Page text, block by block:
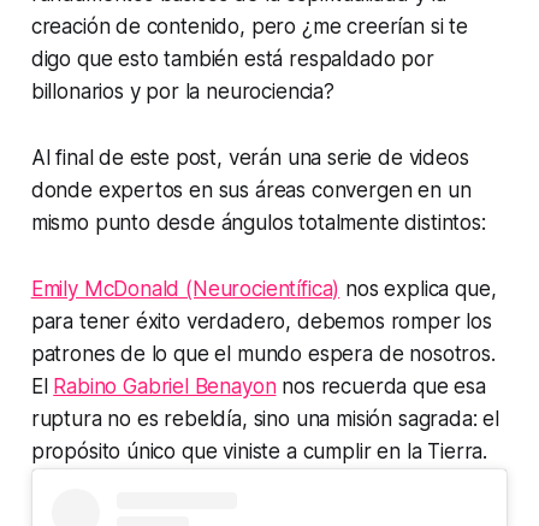
creación de contenido, pero ¿me creerían si te
digo que esto también está respaldado por
billonarios y por la neurociencia?
Al final de este post, verán una serie de videos
donde expertos en sus áreas convergen en un
mismo punto desde ángulos totalmente distintos:
Emily McDonald (Neurocientífica) nos explica que,
para tener éxito verdadero, debemos romper los
patrones de lo que el mundo espera de nosotros.
El Rabino Gabriel Benayonnos recuerda que esa
ruptura no es rebeldía, sino una misión sagrada: el
propósito único que viniste a cumplir en la Tierra.